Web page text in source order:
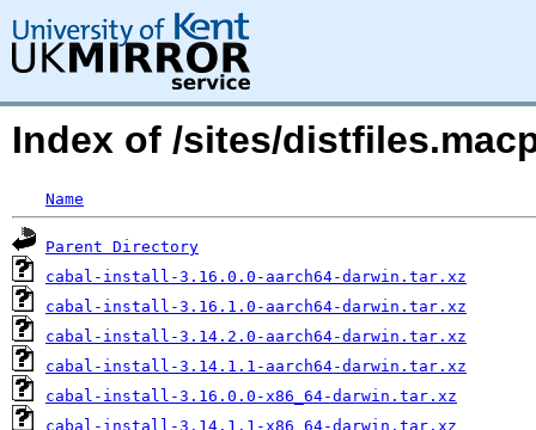
Index of /sites/
Name
Parent Directory
cabal-install-3.16.0.0-aarch64-darwin.tar.xz
cabal-install-3.16.1.0-aarch64-darwin.tar.xz
cabal-install-3.14.2.0-aarch64-darwin.tar.xz
cabal-install-3.14.1.1-aarch64-darwin.tar.xz
cabal-install-3.16.0.0-x86_64-darwin.tar.xz
cabal-install-3.14.1.1-x86_64-darwin.tar.xz